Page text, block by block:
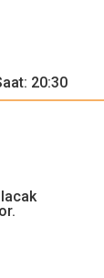
20:30